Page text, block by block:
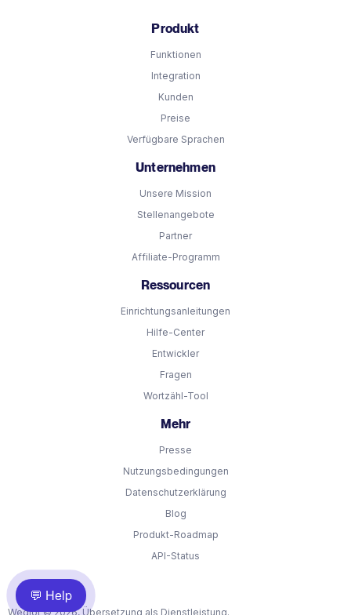
Produkt
Funktionen
Integration
Kunden
Preise
Verfügbare Sprachen
Unternehmen
Unsere Mission
Stellenangebote
Partner
Affiliate-Programm
Ressourcen
Einrichtungsanleitungen
Hilfe-Center
Entwickler
Fragen
Wortzähl-Tool
Mehr
Presse
Nutzungsbedingungen
Datenschutzerklärung
Blog
Produkt-Roadmap
API-Status
Weglot © 2026, Übersetzung als Dienstleistung.
💬 Help